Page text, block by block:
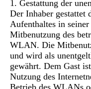
1. Gestattung der
Der Inhaber gestattet
Aufenthaltes in
Mitbenutzung des
WLAN. Die
und wird als
gewährt. Dem Gast
Nutzung des
Betrieb des WLANs